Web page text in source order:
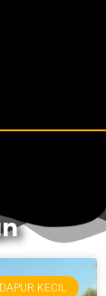
DAPUR KECIL